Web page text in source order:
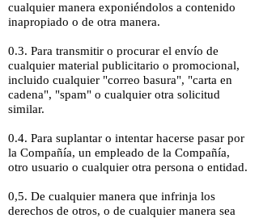
cualquier manera exponiéndolos a contenido
inapropiado o de otra manera.
0.3. Para transmitir o procurar el envío de
cualquier material publicitario o promocional,
incluido cualquier "correo basura", "carta en
cadena", "spam" o cualquier otra solicitud
similar.
0.4. Para suplantar o intentar hacerse pasar por
la Compañía, un empleado de la Compañía,
otro usuario o cualquier otra persona o entidad.
0,5. De cualquier manera que infrinja los
derechos de otros, o de cualquier manera sea